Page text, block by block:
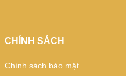
CHÍNH SÁCH
Chính sách bảo mật